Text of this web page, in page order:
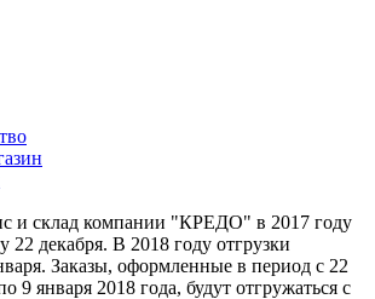
склад компании "КРЕДО" в 2017 году
22 декабря. В 2018 году отгрузки
Заказы, оформленные в период с 22
9 января 2018 года, будут отгружаться с